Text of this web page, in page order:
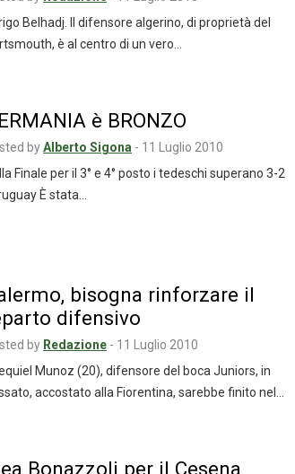
Belhadj. Il difensore algerino, di proprietà del
è al centro di un vero…
è BRONZO
byAlberto Sigona - 11 Luglio 2010
Finale per il 3° e 4° posto i tedeschi superano 3-2
È stata…
bisogna rinforzare il
difensivo
by Redazione - 11 Luglio 2010
Munoz (20), difensore del boca Juniors, in
accostato alla Fiorentina, sarebbe finito nel…
Bonazzoli per il Cesena